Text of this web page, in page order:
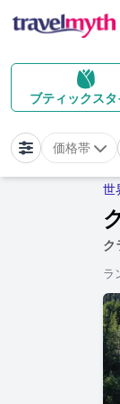
ブティックス
価格帯
世
ク
ラ